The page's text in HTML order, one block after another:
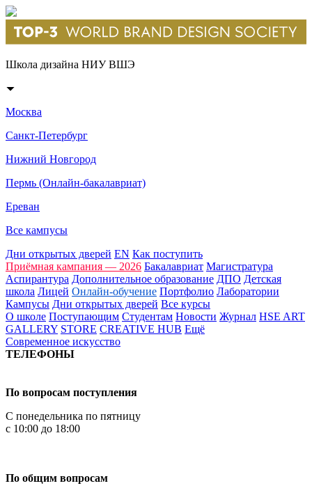
Школа дизайна НИУ ВШЭ
Москва
Санкт-Петербург
Нижний Новгород
Пермь (Онлайн-бакалавриат)
Ереван
Все кампусы
Дни открытых дверей EN Как поступить
Приёмная кампания — 2026 Бакалавриат Магистратура
Аспирантура Дополнительное образование ДПО Детская
школа Лицей Онлайн-обучение Портфолио Лаборатории
Кампусы Дни открытых дверей Все курсы
О школе Поступающим Студентам Новости Журнал HSE ART
GALLERY STORE CREATIVE HUB Ещё
Современное искусство
ТЕЛЕФОНЫ
По вопросам поступления
С понедельника по пятницу
с 10:00 до 18:00
По общим вопросам